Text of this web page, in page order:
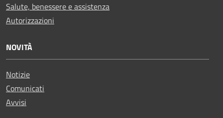
Salute, benessere e assistenza
Autorizzazioni
NOVITÀ
Notizie
Comunicati
Avvisi